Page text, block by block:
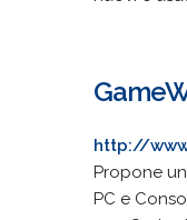
http://
Propone
PC e